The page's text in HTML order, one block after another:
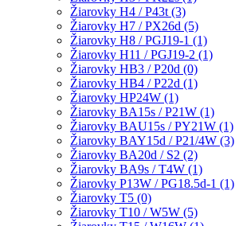
Žiarovky H4 / P43t (3)
Žiarovky H7 / PX26d (5)
Žiarovky H8 / PGJ19-1 (1)
Žiarovky H11 / PGJ19-2 (1)
Žiarovky HB3 / P20d (0)
Žiarovky HB4 / P22d (1)
Žiarovky HP24W (1)
Žiarovky BA15s / P21W (1)
Žiarovky BAU15s / PY21W (1)
Žiarovky BAY15d / P21/4W (3)
Žiarovky BA20d / S2 (2)
Žiarovky BA9s / T4W (1)
Žiarovky P13W / PG18.5d-1 (1)
Žiarovky T5 (0)
Žiarovky T10 / W5W (5)